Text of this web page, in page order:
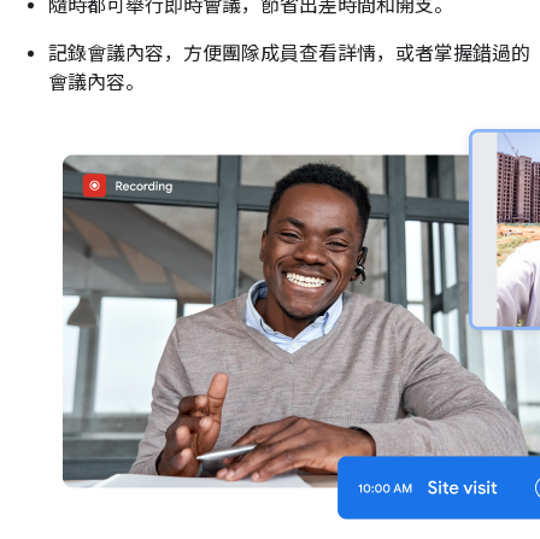
隨時都可舉行即時會議，節省出差時間和開支。
記錄會議內容，方便團隊成員查看詳情，或者掌握錯過的
會議內容。